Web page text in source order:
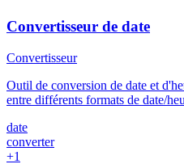
Convertisseur de date
Convertisseur
Outil de conversion de date et
entre différents formats de date/
date
converter
+1